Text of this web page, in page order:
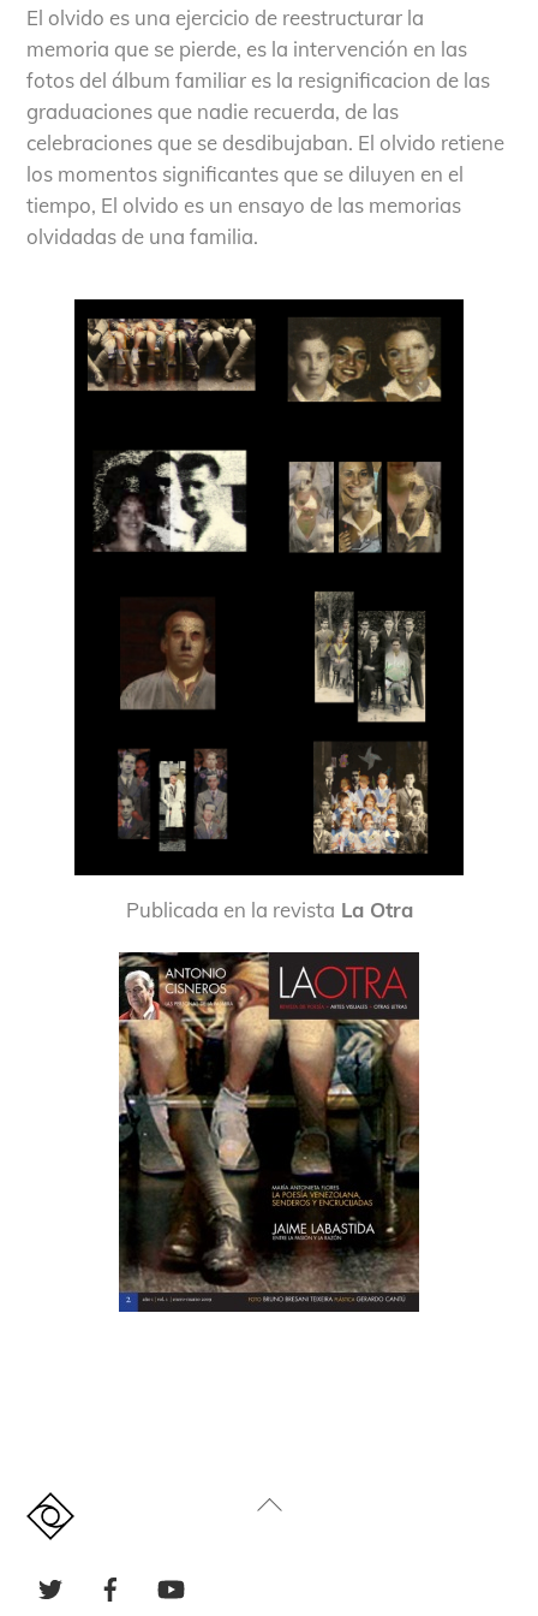
El olvido es una ejercicio de reestructurar la
memoria que se pierde, es la intervención en las
fotos del álbum familiar es la resignificacion de las
graduaciones que nadie recuerda, de las
celebraciones que se desdibujaban. El olvido retiene
los momentos significantes que se diluyen en el
tiempo, El olvido es un ensayo de las memorias
olvidadas de una familia.
Publicada en la revista La Otra
Back
Twitter Facebook